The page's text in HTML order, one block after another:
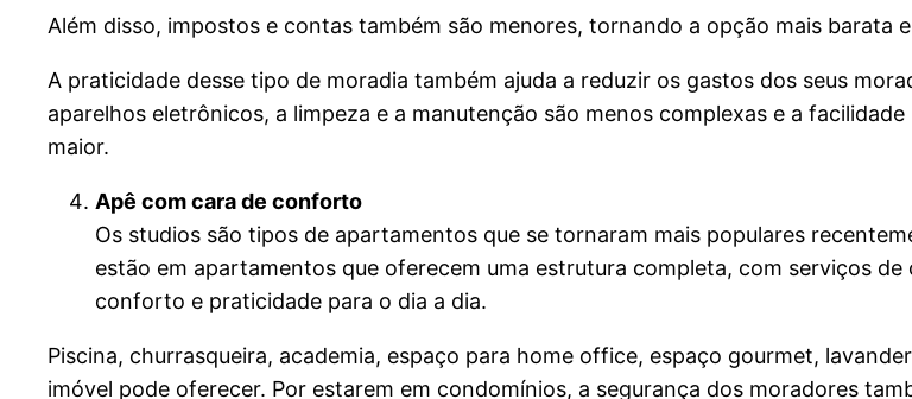
Além disso, impostos e contas também são menores, tornando a opção mais barata
A praticidade desse tipo de moradia também ajuda a reduzir os gastos dos seus
aparelhos eletrônicos, a limpeza e a manutenção são menos complexas e a
maior.
Apê com cara de conforto
Os studios são tipos de apartamentos que se tornaram mais populares
estão em apartamentos que oferecem uma estrutura completa, com serviços
conforto e praticidade para o dia a dia.
Piscina, churrasqueira, academia, espaço para home office, espaço gourmet,
imóvel pode oferecer. Por estarem em condomínios, a segurança dos moradores